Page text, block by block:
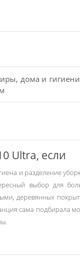
дома и
Ultra, если
и разделение
выбор для
деревянных
сама подбирала